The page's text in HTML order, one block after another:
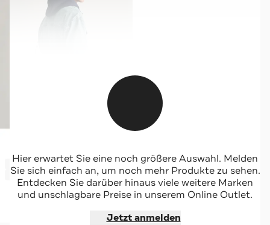
GANT
Weekender schwarz
-54%*
Sale
Jetzt shoppen
Hier erwartet Sie eine noch größere Auswahl. Melden
Sie sich einfach an, um noch mehr Produkte zu sehen.
Entdecken Sie darüber hinaus viele weitere Marken
und unschlagbare Preise in unserem Online Outlet.
Jetzt anmelden